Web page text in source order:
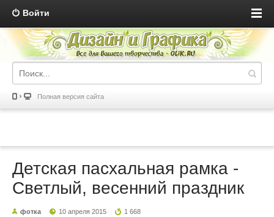
Войти
Полная версия сайта
Детская пасхальная рамка -
Светлый, весенний праздник
фотка 10 апреля 2015 1 668